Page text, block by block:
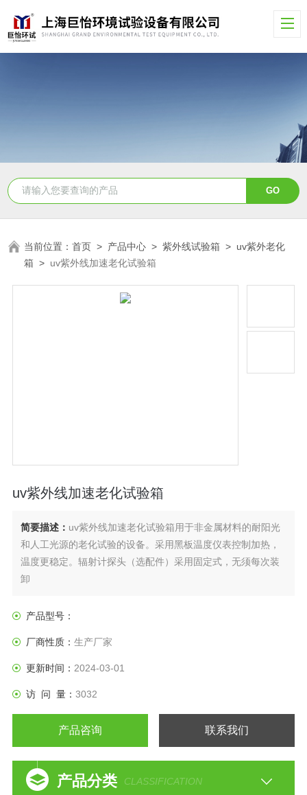
当前位置：首页 > 产品中心 >紫外线试验箱 > uv紫外老化
箱 > uv紫外线加速老化试验箱
uv紫外线加速老化试验箱
简要描述： uv紫外线加速老化试验箱用于非金属材料的耐阳光
和人工光源的老化试验的设备。采用黑板温度仪表控制加热，
温度更稳定。辐射计探头（选配件）采用固定式，无须每次装
卸
产品型号：
厂商性质： 生产厂家
更新时间： 2024-03-01
访 问 量： 3032
产品咨询 联系我们
产品分类 CLASSIFICATION